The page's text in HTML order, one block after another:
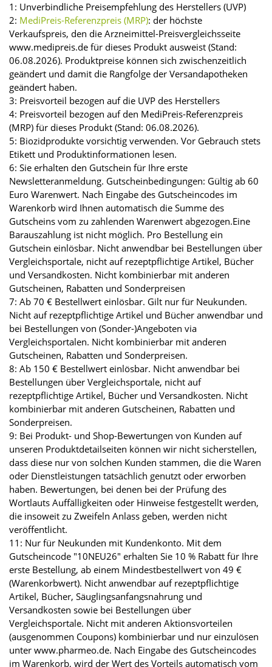
1: Unverbindliche Preisempfehlung des Herstellers (UVP)
2: MediPreis-Referenzpreis (MRP): der höchste
Verkaufspreis, den die Arzneimittel-Preisvergleichsseite
www.medipreis.de für dieses Produkt ausweist (Stand:
06.08.2026). Produktpreise können sich zwischenzeitlich
geändert und damit die Rangfolge der Versandapotheken
geändert haben.
3: Preisvorteil bezogen auf die UVP des Herstellers
4: Preisvorteil bezogen auf den MediPreis-Referenzpreis
(MRP) für dieses Produkt (Stand: 06.08.2026).
5: Biozidprodukte vorsichtig verwenden. Vor Gebrauch stets
Etikett und Produktinformationen lesen.
6: Sie erhalten den Gutschein für Ihre erste
Newsletteranmeldung. Gutscheinbedingungen: Gültig ab 60
Euro Warenwert. Nach Eingabe des Gutscheincodes im
Warenkorb wird Ihnen automatisch die Summe des
Gutscheins vom zu zahlenden Warenwert abgezogen.Eine
Barauszahlung ist nicht möglich. Pro Bestellung ein
Gutschein einlösbar. Nicht anwendbar bei Bestellungen über
Vergleichsportale, nicht auf rezeptpflichtige Artikel, Bücher
und Versandkosten. Nicht kombinierbar mit anderen
Gutscheinen, Rabatten und Sonderpreisen
7: Ab 70 € Bestellwert einlösbar. Gilt nur für Neukunden.
Nicht auf rezeptpflichtige Artikel und Bücher anwendbar und
bei Bestellungen von (Sonder-)Angeboten via
Vergleichsportalen. Nicht kombinierbar mit anderen
Gutscheinen, Rabatten und Sonderpreisen.
8: Ab 150 € Bestellwert einlösbar. Nicht anwendbar bei
Bestellungen über Vergleichsportale, nicht auf
rezeptpflichtige Artikel, Bücher und Versandkosten. Nicht
kombinierbar mit anderen Gutscheinen, Rabatten und
Sonderpreisen.
9: Bei Produkt- und Shop-Bewertungen von Kunden auf
unseren Produktdetailseiten können wir nicht sicherstellen,
dass diese nur von solchen Kunden stammen, die die Waren
oder Dienstleistungen tatsächlich genutzt oder erworben
haben. Bewertungen, bei denen bei der Prüfung des
Wortlauts Auffälligkeiten oder Hinweise festgestellt werden,
die insoweit zu Zweifeln Anlass geben, werden nicht
veröffentlicht.
11: Nur für Neukunden mit Kundenkonto. Mit dem
Gutscheincode "10NEU26" erhalten Sie 10 % Rabatt für Ihre
erste Bestellung, ab einem Mindestbestellwert von 49 €
(Warenkorbwert). Nicht anwendbar auf rezeptpflichtige
Artikel, Bücher, Säuglingsanfangsnahrung und
Versandkosten sowie bei Bestellungen über
Vergleichsportale. Nicht mit anderen Aktionsvorteilen
(ausgenommen Coupons) kombinierbar und nur einzulösen
unter www.pharmeo.de. Nach Eingabe des Gutscheincodes
im Warenkorb, wird der Wert des Vorteils automatisch vom